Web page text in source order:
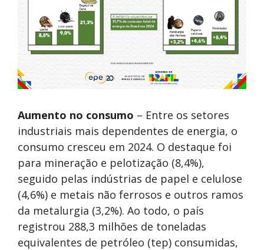
Aumento no consumo – Entre os setores
industriais mais dependentes de energia, o
consumo cresceu em 2024. O destaque foi
para mineração e pelotização (8,4%),
seguido pelas indústrias de papel e celulose
(4,6%) e metais não ferrosos e outros ramos
da metalurgia (3,2%). Ao todo, o país
registrou 288,3 milhões de toneladas
equivalentes de petróleo (tep) consumidas,